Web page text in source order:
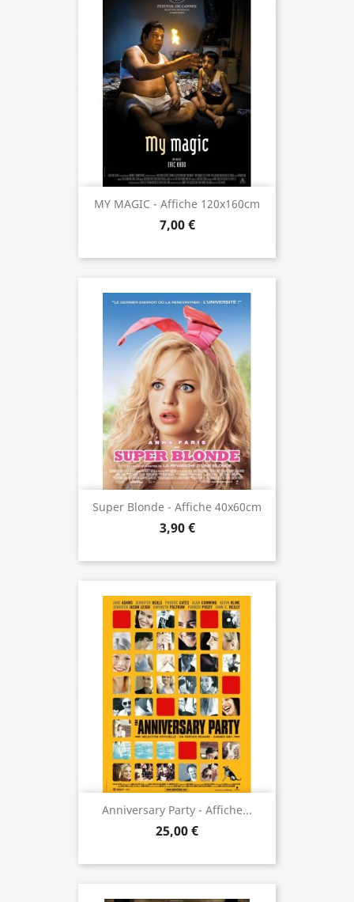
MY MAGIC - Affiche 120x160cm
7,00 €
Super Blonde - Affiche 40x60cm
3,90 €
Anniversary Party - Affiche...
25,00 €